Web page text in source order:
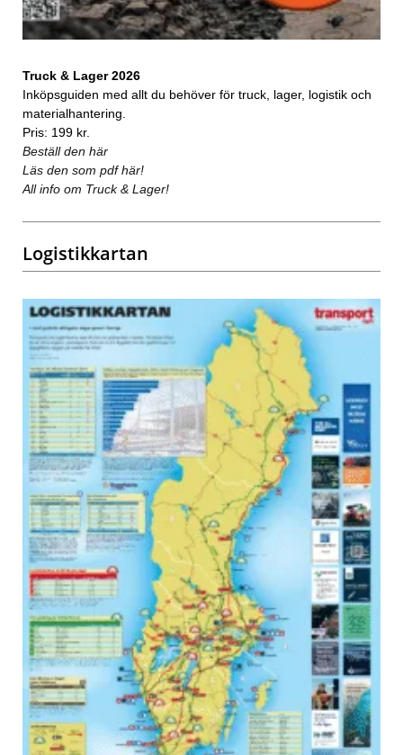
Truck & Lager 2026
Inköpsguiden med allt du behöver för truck, lager, logistik och
materialhantering.
Pris: 199 kr.
Beställ den här
Läs den som pdf här!
All info om Truck & Lager!
Logistikkartan